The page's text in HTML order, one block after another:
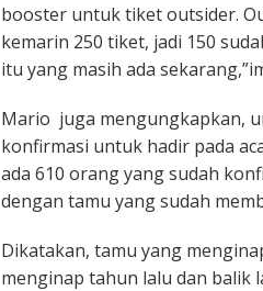
booster untuk tiket outsider.
kemarin 250 tiket, jadi 150
itu yang masih ada
Mario juga mengungkapkan,
konfirmasi untuk hadir pada
ada 610 orang yang sudah
dengan tamu yang sudah
Dikatakan, tamu yang
menginap tahun lalu dan balik